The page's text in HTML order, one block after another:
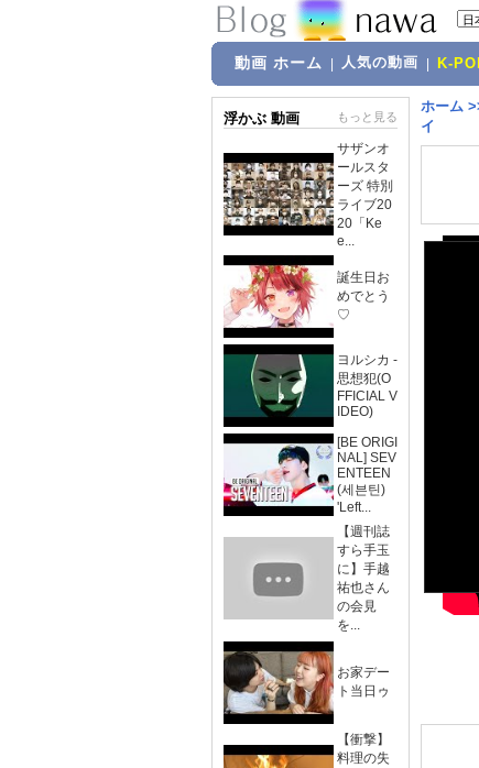
動画 ホーム 人気の動画 K-
浮かぶ 動画 もっと見る
サザンオ
ールスタ
ーズ 特別
ライブ20
20「Ke
e...
誕生日お
めでとう
♡
ヨルシカ -
思想犯(O
FFICIAL V
IDEO)
[BE ORIGI
NAL] SEV
ENTEEN
(세븐틴)
'Left...
【週刊誌
すら手玉
に】手越
祐也さん
の会見
を...
お家デー
ト当日ゥ
【衝撃】
料理の失
ホーム
イ